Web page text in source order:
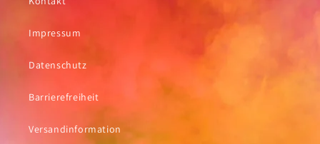
Impressum
Datenschutz
Barrierefreiheit
Versandinformation